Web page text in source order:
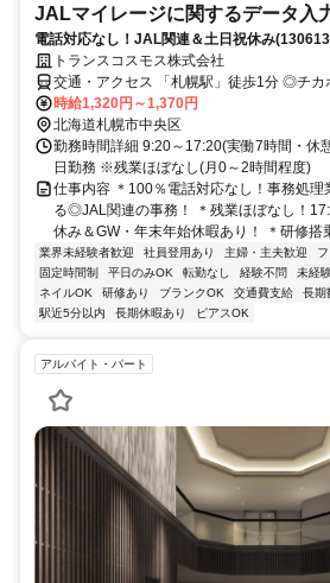
JALマイレージに関するデータ入
電話対応なし！JAL関連＆土日祝休み
トランスコスモス株式会社
交通・アクセス 「札幌駅」徒歩1分 ◎チカ
時給1,320円～1,370円
北海道札幌市中央区
勤務時間詳細 9:20～17:20(実働7時間・
日勤務 ※残業ほぼなし(月0～2時間程度)
仕事内容 ＊100％電話対応なし！事務処
る◎JAL関連の事務！ ＊残業ほぼなし！
休み＆GW・年末年始休暇あり！ ＊研修搭
業界未経験者歓迎 社員登用あり 主婦・主夫歓迎
固定時間制
平日のみOK 転勤なし 経験不問 未経
ネイルOK
研修あり ブランクOK 交通費支給 長期
駅近5分以内
長期休暇あり ピアスOK
アルバイト・パート